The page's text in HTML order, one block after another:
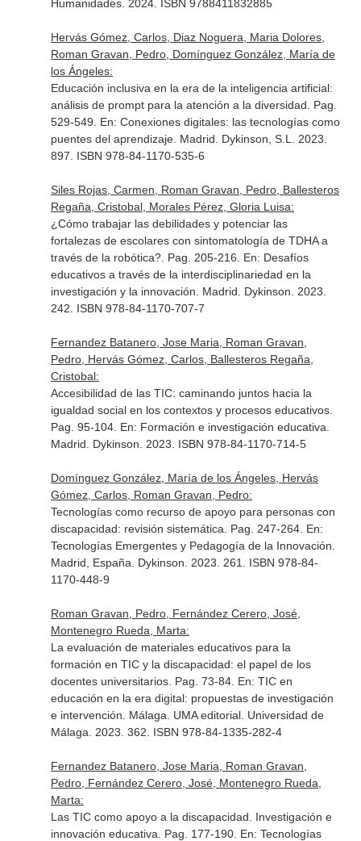
Humanidades. 2024. ISBN 9788411832885
Hervás Gómez, Carlos, Diaz Noguera, Maria Dolores,
Roman Gravan, Pedro, Domínguez González, María de
los Ángeles:
Educación inclusiva en la era de la inteligencia artificial:
análisis de prompt para la atención a la diversidad. Pag.
529-549. En: Conexiones digitales: las tecnologías como
puentes del aprendizaje. Madrid. Dykinson, S.L. 2023.
897. ISBN 978-84-1170-535-6
Siles Rojas, Carmen, Roman Gravan, Pedro, Ballesteros
Regaña, Cristobal, Morales Pérez, Gloria Luisa:
¿Cómo trabajar las debilidades y potenciar las
fortalezas de escolares con sintomatología de TDHA a
través de la robótica?. Pag. 205-216. En: Desafíos
educativos a través de la interdisciplinariedad en la
investigación y la innovación . Madrid. Dykinson. 2023.
242. ISBN 978-84-1170-707-7
Fernandez Batanero, Jose Maria, Roman Gravan,
Pedro, Hervás Gómez, Carlos, Ballesteros Regaña,
Cristobal:
Accesibilidad de las TIC: caminando juntos hacia la
igualdad social en los contextos y procesos educativos.
Pag. 95-104. En: Formación e investigación educativa
Madrid. Dykinson. 2023. ISBN 978-84-1170-714-5
Domínguez González, María de los Ángeles, Hervás
Gómez, Carlos, Roman Gravan, Pedro:
Tecnologías como recurso de apoyo para personas con
discapacidad: revisión sistemática. Pag. 247-264. En:
Tecnologías Emergentes y Pedagogía de la Innovación
Madrid, España. Dykinson. 2023. 261. ISBN 978-84-
1170-448-9
Roman Gravan, Pedro, Fernández Cerero, José,
Montenegro Rueda, Marta:
La evaluación de materiales educativos para la
formación en TIC y la discapacidad: el papel de los
docentes universitarios. Pag. 73-84. En: TIC en
educación en la era digital: propuestas de investigación
e intervención . Málaga. UMA editorial. Universidad de
Málaga. 2023. 362. ISBN 978-84-1335-282-4
Fernandez Batanero, Jose Maria, Roman Gravan,
Pedro, Fernández Cerero, José, Montenegro Rueda,
Marta:
Las TIC como apoyo a la discapacidad. Investigación e
innovación educativa. Pag. 177-190. En: Tecnologías